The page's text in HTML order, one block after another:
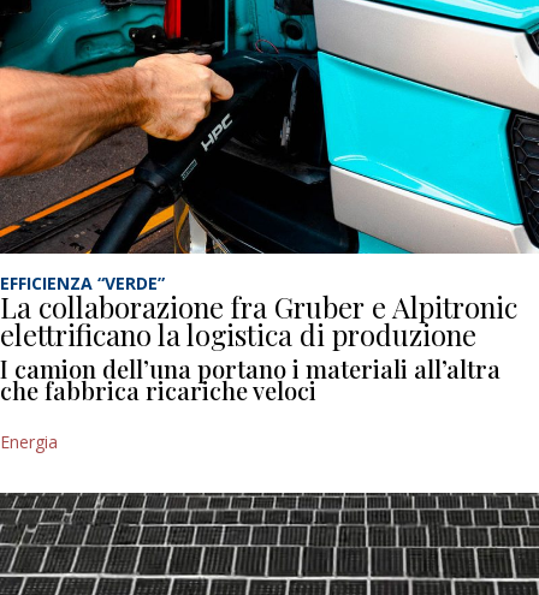
EFFICIENZA “VERDE”
La collaborazione fra Gruber e Alpitronic
elettrificano la logistica di produzione
I camion dell’una portano i materiali all’altra
che fabbrica ricariche veloci
Energia